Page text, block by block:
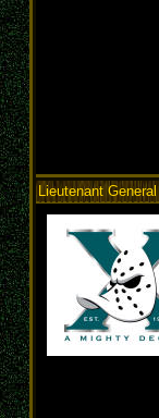
Lieutenant General